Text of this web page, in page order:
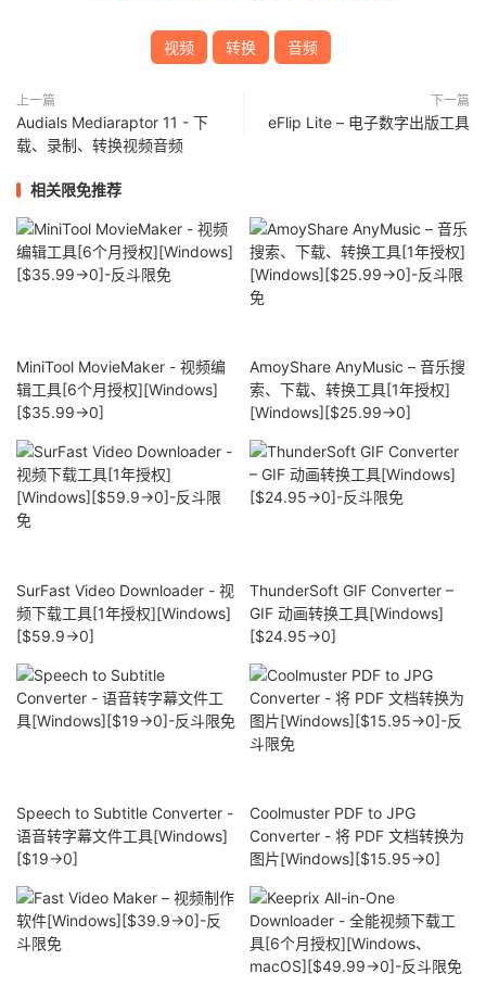
视频 转换 音频
上一篇
Audials Mediaraptor 11 - 下
载、录制、转换视频音频
下一篇
eFlip Lite – 电子数字出版工具
相关限免推荐
MiniTool MovieMaker - 视频编
辑工具[6个月授权][Windows]
[$35.99→0]
AmoyShare AnyMusic – 音乐搜
索、下载、转换工具[1年授权]
[Windows][$25.99→0]
SurFast Video Downloader - 视
频下载工具[1年授权][Windows]
[$59.9→0]
ThunderSoft GIF Converter –
GIF 动画转换工具[Windows]
[$24.95→0]
Speech to Subtitle Converter -
语音转字幕文件工具[Windows]
[$19→0]
Coolmuster PDF to JPG
Converter - 将 PDF 文档转换为
图片[Windows][$15.95→0]